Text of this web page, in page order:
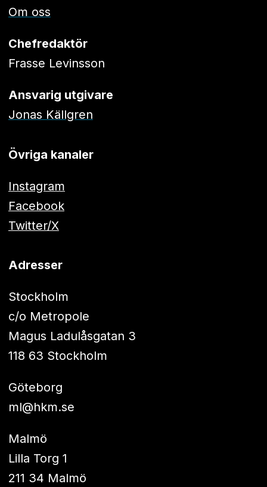
Om oss
Chefredaktör
Frasse Levinsson
Ansvarig utgivare
Jonas Källgren
Övriga kanaler
Instagram
Facebook
Twitter/X
Adresser
Stockholm
c/o Metropole
Magus Ladulåsgatan 3
118 63 Stockholm
Göteborg
ml@hkm.se
Malmö
Lilla Torg 1
211 34 Malmö